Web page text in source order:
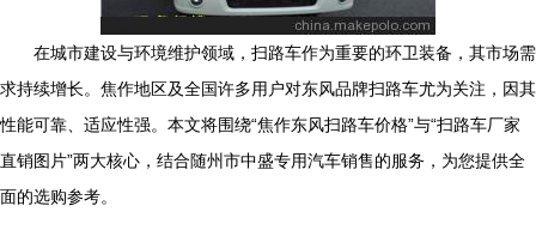
在城市建设与环境维护领域，扫路车作为重要的环卫装备，其市场需
求持续增长。焦作地区及全国许多用户对东风品牌扫路车尤为关注，因其
性能可靠、适应性强。本文将围绕“焦作东风扫路车价格”与“扫路车厂家
直销图片”两大核心，结合随州市中盛专用汽车销售的服务，为您提供全
面的选购参考。